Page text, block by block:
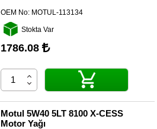
OEM No: MOTUL-113134
Stokta Var
1786.08
Motul 5W40 5LT 8100 X-CESS
Motor Yağı